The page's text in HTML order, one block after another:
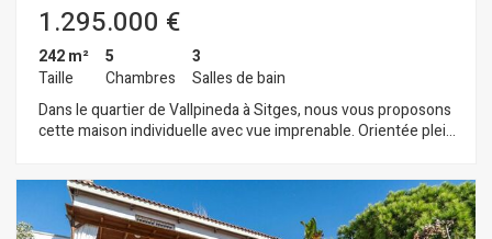
1.295.000 €
242 m²
Taille
5
Chambres
3
Salles de bain
Dans le quartier de Vallpineda à Sitges, nous vous proposons
cette maison individuelle avec vue imprenable. Orientée plein
de-chaussée, nous trouvons un salon-salle à manger donnant
sur une grande terrasse avec vue sur le jardin et la piscine.